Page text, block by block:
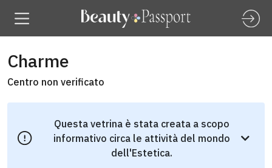
Charme
Centro non verificato
Questa vetrina è stata creata a scopo
informativo circa le attività del mondo
dell'Estetica.